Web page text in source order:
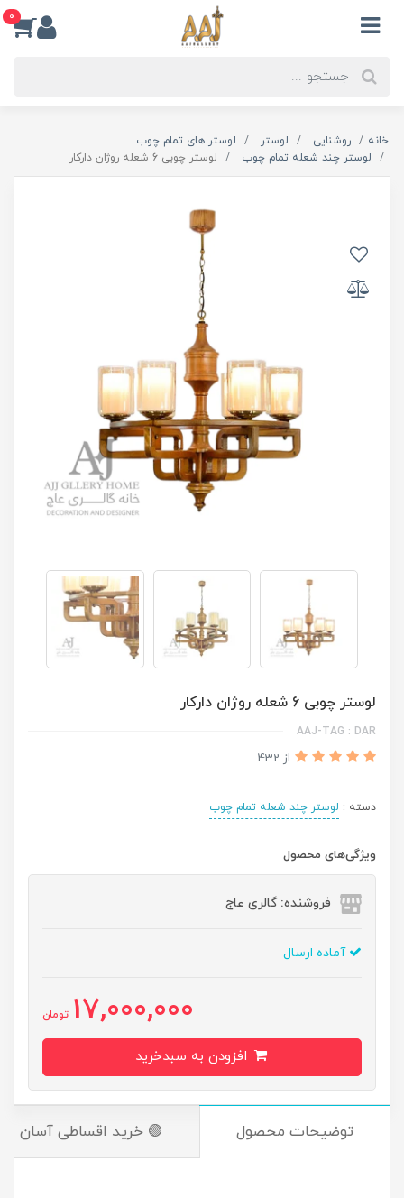
0
خانه روشنایی لوستر
لوستر های تمام چوب
لوستر چند شعله تمام چوب
لوستر چوبی 6 شعله روژان دارکار
لوستر چوبی 6 شعله روژان دارکار
AAJ-TAG : DAR
از 432
دسته : لوستر چند شعله تمام چوب
ویژگی‌های محصول
فروشنده: گالری عاج
آماده ارسال
17,000,000 تومان
توضیحات محصول 🟢 خرید اقساطی آسان